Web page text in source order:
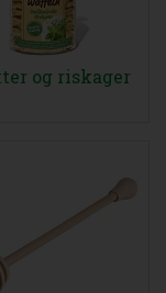
og riskager